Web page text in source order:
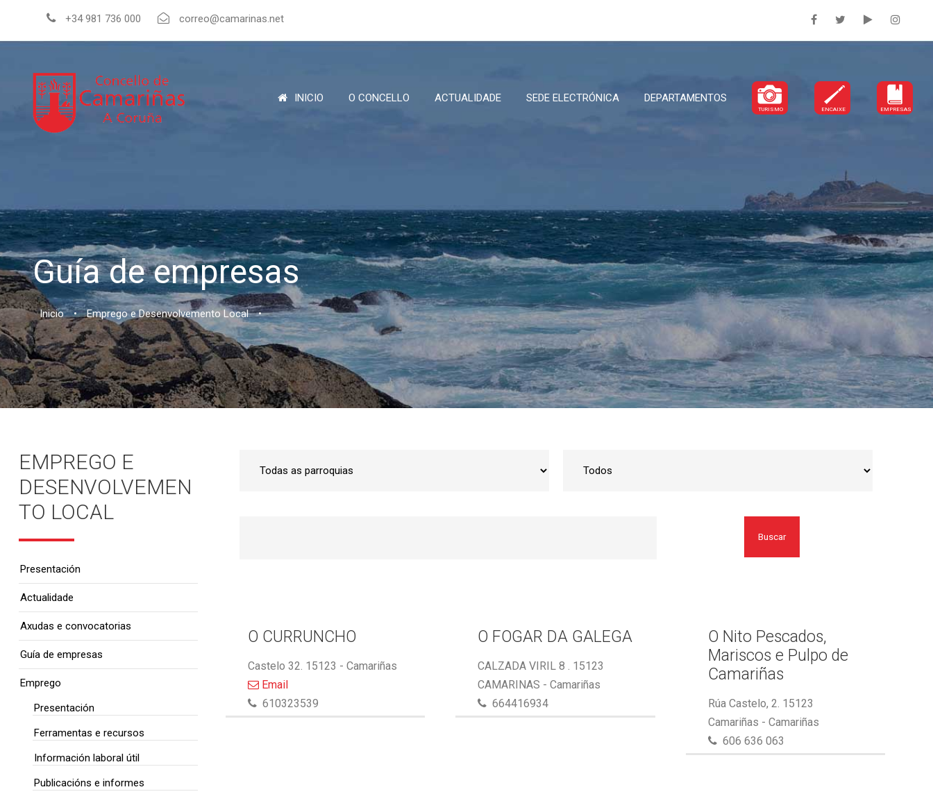
+34 981 736 000 correo@camarinas.net
INICIO O CONCELLO ACTUALIDADE SEDE ELECTRÓNICA DEPARTAMENTOS
TURISMO ENCAIXE EMPRESAS
Guía de empresas
Inicio • Emprego e Desenvolvemento Local •
Buscar
O CURRUNCHO
Castelo 32. 15123 - Camariñas
Email
610323539
O FOGAR DA GALEGA
CALZADA VIRIL 8 . 15123
CAMARINAS - Camariñas
664416934
O Nito Pescados,
Mariscos e Pulpo de
Camariñas
Rúa Castelo, 2. 15123
Camariñas - Camariñas
606 636 063
EMPREGO E
DESENVOLVEMEN
TO LOCAL
Presentación
Actualidade
Axudas e convocatorias
Guía de empresas
Emprego
Presentación
Ferramentas e recursos
Información laboral útil
Publicacións e informes